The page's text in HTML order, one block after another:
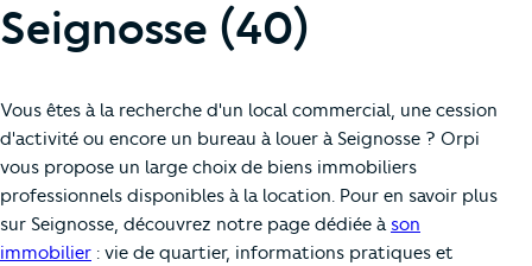
Seignosse (40)
Vous êtes à la recherche d'un local commercial, une cession
d'activité ou encore un bureau à louer à Seignosse ? Orpi
vous propose un large choix de biens immobiliers
professionnels disponibles à la location. Pour en savoir plus
sur Seignosse, découvrez notre page dédiée à son
immobilier : vie de quartier, informations pratiques et